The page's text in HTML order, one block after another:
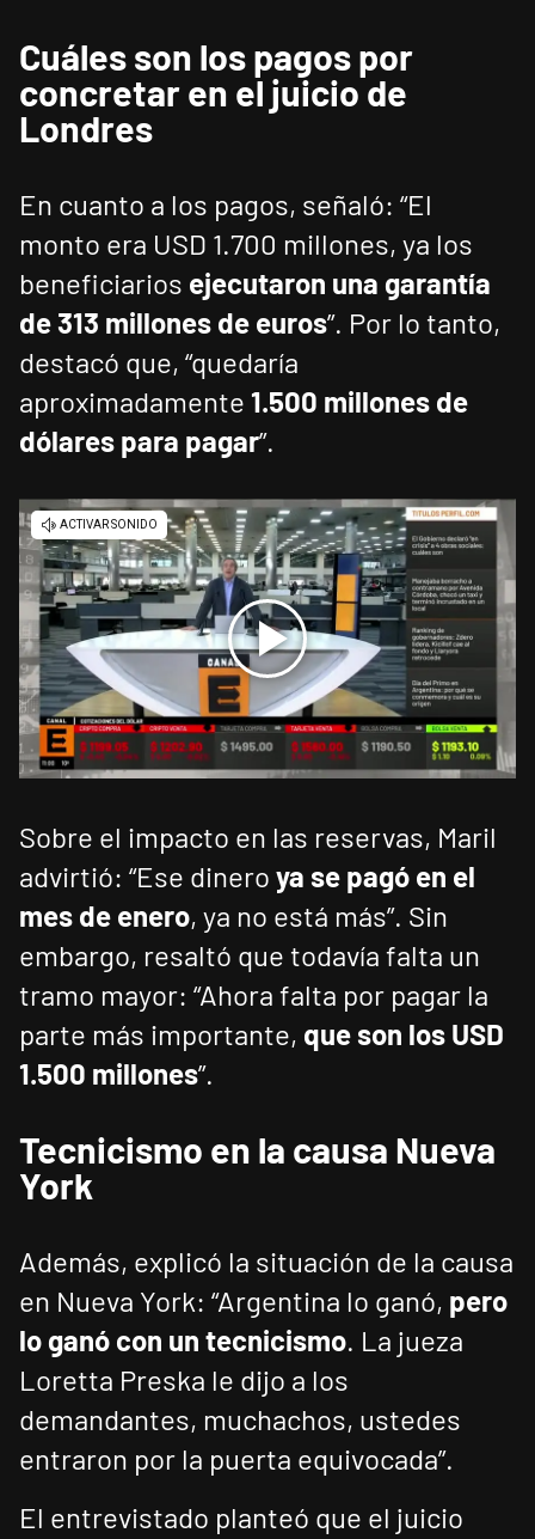
Cuáles son los pagos por
concretar en el juicio de
Londres
En cuanto a los pagos, señaló: “El
monto era USD 1.700 millones, ya los
beneficiarios ejecutaron una garantía
de 313 millones de euros”. Por lo tanto,
destacó que, “quedaría
aproximadamente 1.500 millones de
dólares para pagar”.
Sobre el impacto en las reservas, Maril
advirtió: “Ese dinero ya se pagó en el
mes de enero, ya no está más”. Sin
embargo, resaltó que todavía falta un
tramo mayor: “Ahora falta por pagar la
parte más importante, que son los USD
1.500 millones”.
Tecnicismo en la causa Nueva
York
Además, explicó la situación de la causa
en Nueva York: “Argentina lo ganó, pero
lo ganó con un tecnicismo. La jueza
Loretta Preska le dijo a los
demandantes, muchachos, ustedes
entraron por la puerta equivocada”.
El entrevistado planteó que el juicio